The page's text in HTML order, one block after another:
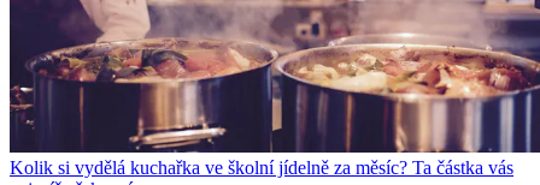
Kolik si vydělá kuchařka ve školní jídelně za měsíc? Ta částka vás